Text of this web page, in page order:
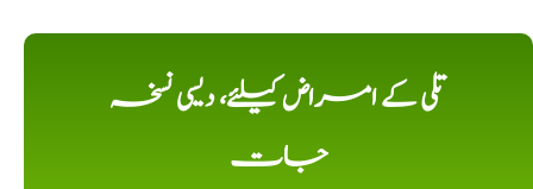
تلی کے امراض کیلئے، دیسی نسخہ
جات